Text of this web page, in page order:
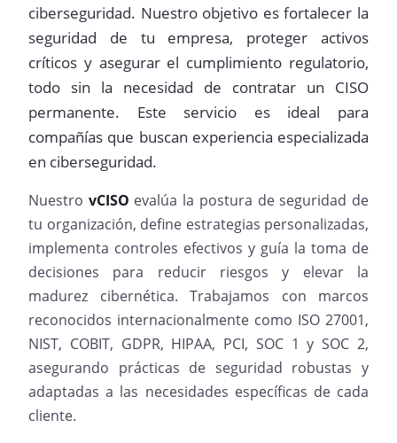
ciberseguridad. Nuestro objetivo es fortalecer la
seguridad de tu empresa, proteger activos
críticos y asegurar el cumplimiento regulatorio,
todo sin la necesidad de contratar un CISO
permanente. Este servicio es ideal para
compañías que buscan experiencia especializada
en ciberseguridad.
Nuestro vCISO evalúa la postura de seguridad de
tu organización, define estrategias personalizadas,
implementa controles efectivos y guía la toma de
decisiones para reducir riesgos y elevar la
madurez cibernética. Trabajamos con marcos
reconocidos internacionalmente como ISO 27001,
NIST, COBIT, GDPR, HIPAA, PCI, SOC 1 y SOC 2,
asegurando prácticas de seguridad robustas y
adaptadas a las necesidades específicas de cada
cliente.